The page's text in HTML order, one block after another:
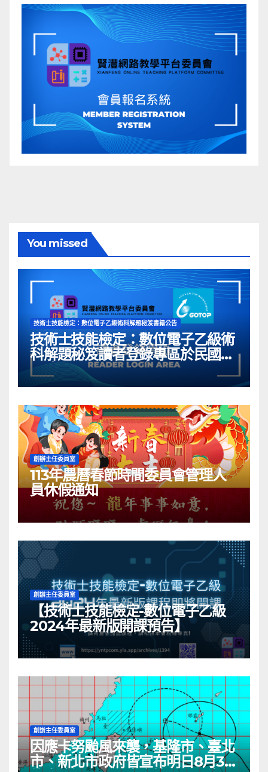
You missed
技術士技能檢定：數位電子乙級術科解題秘笈書籍公告
技術士技能檢定：數位電子乙級術
科解題秘笈讀者登錄專區於民國
113年05月03日開啟囉~
創辦主任委員室
113年農曆春節時間委員會管理人
員休假通知
創辦主任委員室
【技術士技能檢定-數位電子乙級
2024年最新版開課預告】
創辦主任委員室
因應卡努颱風來襲，基隆市、臺北
市、新北市政府皆宣布明日8月3日